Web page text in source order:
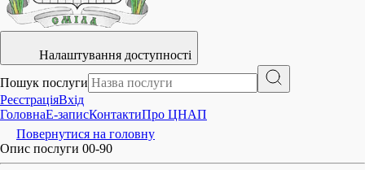
Налаштування доступності
Пошук послуги
РеєстраціяВхід
ГоловнаE-записКонтактиПро ЦНАП
Повернутися на головну
Опис послуги 00-90